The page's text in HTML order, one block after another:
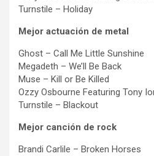
Turnstile – Holiday
Mejor actuación de metal
Ghost – Call Me Little Sunshine
Megadeth – We’ll Be Back
Muse – Kill or Be Killed
Ozzy Osbourne Featuring Tony
Turnstile – Blackout
Mejor canción de rock
Brandi Carlile – Broken Horses